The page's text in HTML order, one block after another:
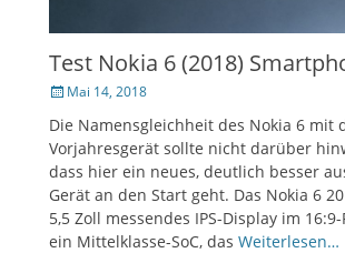
Test Nokia 6 (2018)
Veröffentlicht
Mai 14, 2018
Die Namensgleichheit des Nokia 6 mit
Vorjahresgerät sollte nicht darüber
dass hier ein neues, deutlich besser
Gerät an den Start geht. Das Nokia 6
5,5 Zoll messendes IPS-Display im
ein Mittelklasse-SoC, das Weiterlesen…